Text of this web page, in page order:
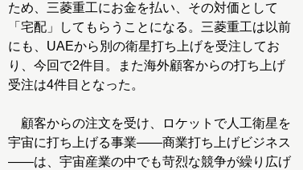
ため、三菱重工にお金を払い、その対価として
「宅配」してもらうことになる。三菱重工は以前
にも、UAEから別の衛星打ち上げを受注してお
り、今回で2件目。また海外顧客からの打ち上げ
受注は4件目となった。
顧客からの注文を受け、ロケットで人工衛星を
宇宙に打ち上げる事業――商業打ち上げビジネス
――は、宇宙産業の中でも苛烈な競争が繰り広げ